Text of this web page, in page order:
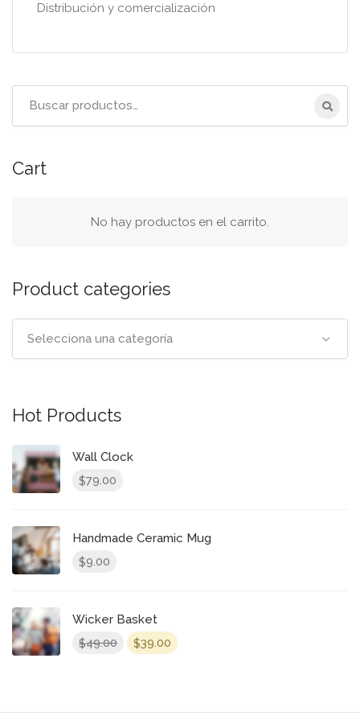
Distribución y comercialización
pancarta
Cart
No hay productos en el carrito.
Product categories
Selecciona una categoría
Hot Products
Wall Clock
$79.00
Handmade Ceramic Mug
$9.00
Wicker Basket
$49.00
El$39.00 El